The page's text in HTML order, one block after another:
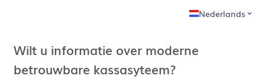
Nederlands
Wilt u informatie over moderne
betrouwbare kassasyteem?